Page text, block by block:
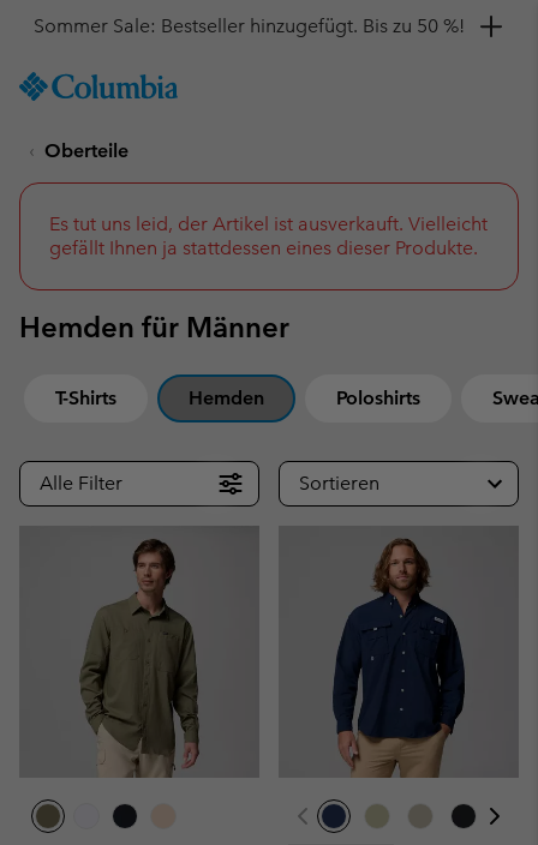
TO
SKIP
NAV
SKIP
TO
SEARCH
Hol dir einen 10 %-Gutschein
Oberteile
Es tut uns leid, der Artikel ist ausverkauft. Vielleicht
gefällt Ihnen ja stattdessen eines dieser Produkte.
Hemden für Männer
T-Shirts Hemden Poloshirts
Alle Filter Sortieren